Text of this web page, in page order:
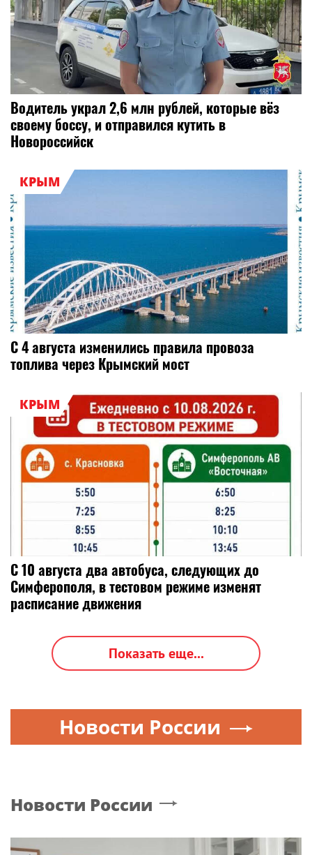
Водитель украл 2,6 млн рублей, которые вёз
своему боссу, и отправился кутить в
Новороссийск
КРЫМ
С 4 августа изменились правила провоза
топлива через Крымский мост
КРЫМ
С 10 августа два автобуса, следующих до
Симферополя, в тестовом режиме изменят
расписание движения
Показать еще...
Новости России
Новости России